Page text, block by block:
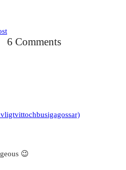
6 Comments
😉